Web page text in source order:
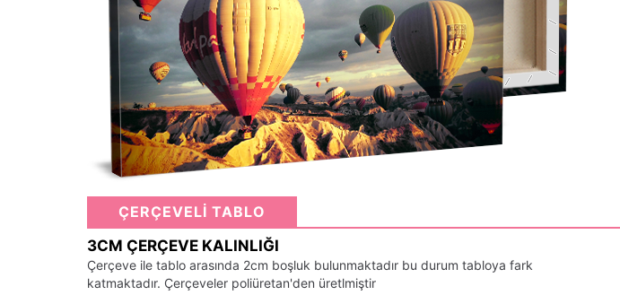
ÇERÇEVELİ TABLO
3CM ÇERÇEVE KALINLIĞI
Çerçeve ile tablo arasında 2cm boşluk bulunmaktadır bu durum tabloya fark
katmaktadır. Çerçeveler poliüretan'den üretlmiştir